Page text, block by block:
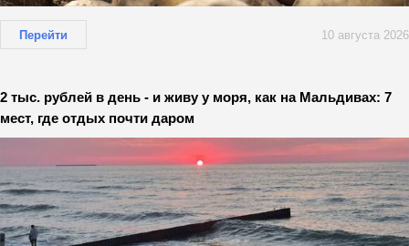
Перейти 10 августа 2026
2 тыс. рублей в день - и живу у моря, как на Мальдивах: 7
мест, где отдых почти даром